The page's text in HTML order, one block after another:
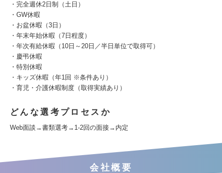
・完全週休2日制（土日）
・GW休暇
・お盆休暇（3日）
・年末年始休暇（7日程度）
・年次有給休暇（10日～20日／半日単位で取得可）
・慶弔休暇
・特別休暇
・キッズ休暇（年1回 ※条件あり）
・育児・介護休暇制度（取得実績あり）
どんな選考プロセスか
Web面談→書類選考→1-2回の面接→内定
会社概要